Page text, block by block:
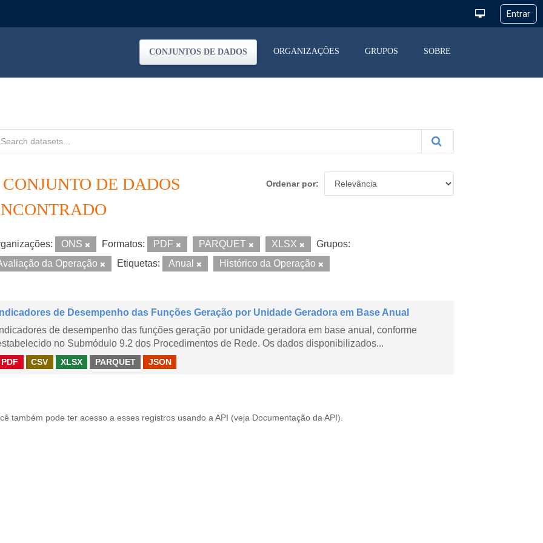
CONJUNTOS DE DADOS ORGANIZAÇÕES GRUPOS SOBRE
Ordenar por
CONJUNTO DE DADOS
ONS Formatos: PDF PARQUET XLSX
Grupos:
da Operação
Etiquetas: Anual Histórico da Operação
Indicadores de Desempenho das Funções Geração por Unidade Geradora em Base Anual
Indicadores de desempenho das funções geração por unidade geradora em base anual, conforme
no Submódulo 9.2 dos Procedimentos de Rede. Os dados disponibilizados...
PDF CSV XLSX PARQUET JSON
também pode ter acesso a esses registros usando a API (veja Documentação da API ).